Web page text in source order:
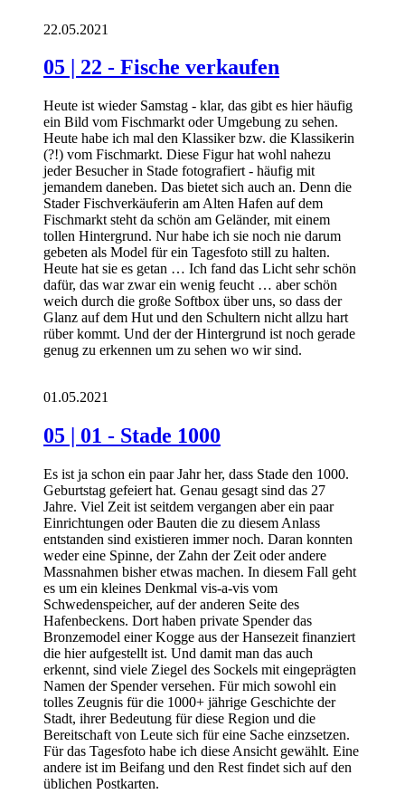
22.05.2021
05 | 22 - Fische verkaufen
Heute ist wieder Samstag - klar, das gibt es hier häufig
ein Bild vom Fischmarkt oder Umgebung zu sehen.
Heute habe ich mal den Klassiker bzw. die Klassikerin
(?!) vom Fischmarkt. Diese Figur hat wohl nahezu
jeder Besucher in Stade fotografiert - häufig mit
jemandem daneben. Das bietet sich auch an. Denn die
Stader Fischverkäuferin am Alten Hafen auf dem
Fischmarkt steht da schön am Geländer, mit einem
tollen Hintergrund. Nur habe ich sie noch nie darum
gebeten als Model für ein Tagesfoto still zu halten.
Heute hat sie es getan … Ich fand das Licht sehr schön
dafür, das war zwar ein wenig feucht … aber schön
weich durch die große Softbox über uns, so dass der
Glanz auf dem Hut und den Schultern nicht allzu hart
rüber kommt. Und der der Hintergrund ist noch gerade
genug zu erkennen um zu sehen wo wir sind.
01.05.2021
05 | 01 - Stade 1000
Es ist ja schon ein paar Jahr her, dass Stade den 1000.
Geburtstag gefeiert hat. Genau gesagt sind das 27
Jahre. Viel Zeit ist seitdem vergangen aber ein paar
Einrichtungen oder Bauten die zu diesem Anlass
entstanden sind existieren immer noch. Daran konnten
weder eine Spinne, der Zahn der Zeit oder andere
Massnahmen bisher etwas machen. In diesem Fall geht
es um ein kleines Denkmal vis-a-vis vom
Schwedenspeicher, auf der anderen Seite des
Hafenbeckens. Dort haben private Spender das
Bronzemodel einer Kogge aus der Hansezeit finanziert
die hier aufgestellt ist. Und damit man das auch
erkennt, sind viele Ziegel des Sockels mit eingeprägten
Namen der Spender versehen. Für mich sowohl ein
tolles Zeugnis für die 1000+ jährige Geschichte der
Stadt, ihrer Bedeutung für diese Region und die
Bereitschaft von Leute sich für eine Sache einzsetzen.
Für das Tagesfoto habe ich diese Ansicht gewählt. Eine
andere ist im Beifang und den Rest findet sich auf den
üblichen Postkarten.